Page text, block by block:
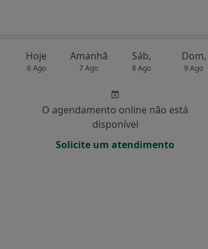
Hoje
6 Ago
Amanhã
7 Ago
Sáb,
8 Ago
Dom,
9 Ago
O agendamento online não está
disponível
Solicite um atendimento